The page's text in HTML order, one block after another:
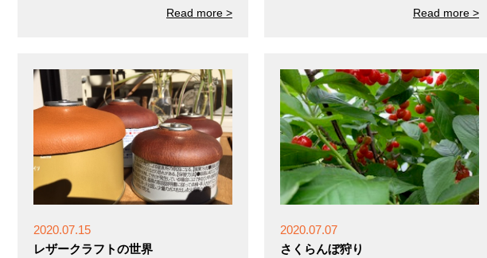
Read more > Read more >
2020.07.15
レザークラフトの世界
2020.07.07
さくらんぼ狩り